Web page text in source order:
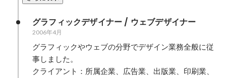
グラフィックデザイナー / ウェブデザイナー
2006年4月
グラフィックやウェブの分野でデザイン業務全般に従
事しました。
クライアント：所属企業、広告業、出版業、印刷業、